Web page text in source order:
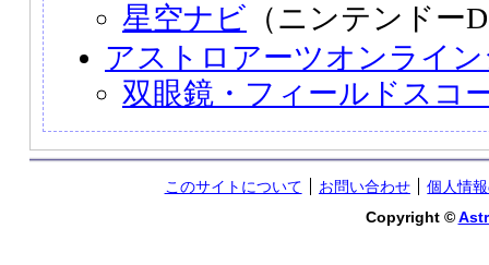
星空ナビ （ニンテンドー
アストロアーツオンライ
双眼鏡・フィールドスコ
このサイトについて お問い合わせ
個人情
Copyright ©